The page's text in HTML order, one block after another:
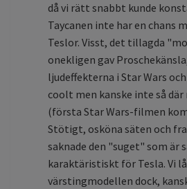
då vi rätt snabbt kunde
Taycanen inte har en chans
Teslor. Visst, det tillagda
onekligen gav
ljudeffekterna i Star Wars
coolt men kanske inte så
(första Star Wars-filmen
Stötigt, osköna säten och
saknade den "suget" som är
karaktäristiskt för Tesla. Vi
värstingmodellen dock,